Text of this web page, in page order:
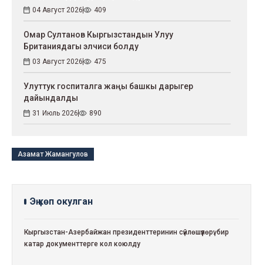
04 Август 2026 409
Омар Султанов Кыргызстандын Улуу
Британиядагы элчиси болду
03 Август 2026 475
Улуттук госпиталга жаңы башкы дарыгер
дайындалды
31 Июль 2026 890
Азамат Жамангулов
Эң көп окулган
Кыргызстан-Азербайжан президенттеринин сүйлөшүүлөрү: бир
катар документтерге кол коюлду